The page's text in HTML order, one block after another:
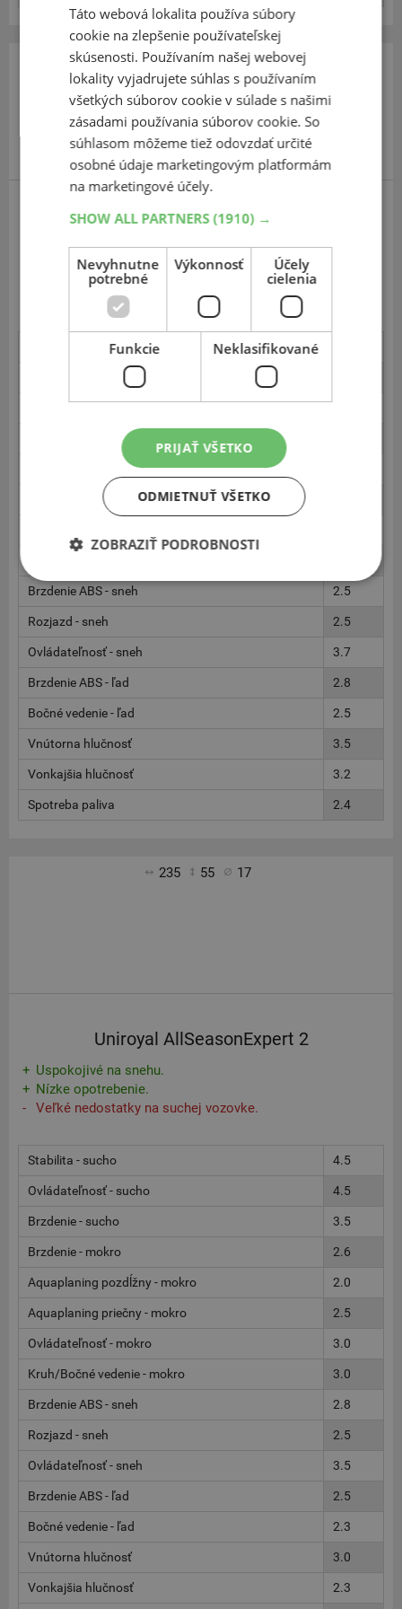
235 55 17
Nokian Weatherproof
Uspokojivé pnau pre jazdu na snehu.
Nedostatky na suchej vozovke.
Relatívne hlučné.
Stabilita - sucho
Aquaplaning pozdĺžny - mokro
Aquaplaning priečny - mokro
Brzdenie ABS - sneh 2.5
Rozjazd - sneh 2.5
Ovládateľnosť - sneh 3.7
Brzdenie ABS - ľad 2.8
Bočné vedenie - ľad 2.5
Vnútorna hlučnosť 3.5
Vonkajšia hlučnosť 3.2
Spotreba paliva 2.4
235 55 17
Uniroyal AllSeasonExpert 2
Uspokojivé na snehu.
Nízke opotrebenie.
Veľké nedostatky na suchej vozovke.
Stabilita - sucho 4.5
Ovládateľnosť - sucho 4.5
Brzdenie - sucho 3.5
Brzdenie - mokro 2.6
Aquaplaning pozdĺžny - mokro 2.0
Aquaplaning priečny - mokro 2.5
Ovládateľnosť - mokro 3.0
Kruh/Bočné vedenie - mokro 3.0
Brzdenie ABS - sneh 2.8
Rozjazd - sneh 2.5
Ovládateľnosť - sneh 3.5
Brzdenie ABS - ľad 2.5
Bočné vedenie - ľad 2.3
Vnútorna hlučnosť 3.0
Vonkajšia hlučnosť 2.3
Táto webová lokalita používa súbory
cookie na zlepšenie používateľskej
skúsenosti. Používaním našej webovej
lokality vyjadrujete súhlas s používaním
všetkých súborov cookie v súlade s našimi
zásadami používania súborov cookie. So
súhlasom môžeme tiež odovzdať určité
osobné údaje marketingovým platformám
na marketingové účely.
SHOW ALL PARTNERS(1910) →
Nevyhnutne
potrebné
Výkonnosť
Účely
cielenia
Funkcie Neklasifikované
PRIJAŤ VŠETKO
ODMIETNUŤ VŠETKO
ZOBRAZIŤ PODROBNOSTI